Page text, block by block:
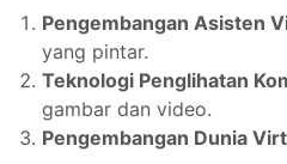
Pengembangan Asisten
yang pintar.
Teknologi Penglihatan
gambar dan video.
Pengembangan Dunia